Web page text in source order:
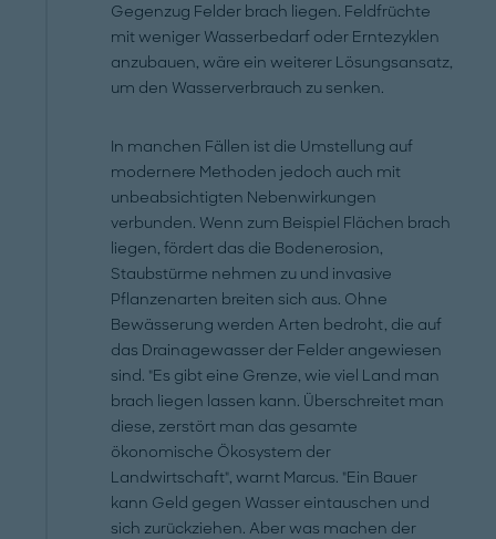
Gegenzug Felder brach liegen. Feldfrüchte
mit weniger Wasserbedarf oder Erntezyklen
anzubauen, wäre ein weiterer Lösungsansatz,
um den Wasserverbrauch zu senken.
In manchen Fällen ist die Umstellung auf
modernere Methoden jedoch auch mit
unbeabsichtigten Nebenwirkungen
verbunden. Wenn zum Beispiel Flächen brach
liegen, fördert das die Bodenerosion,
Staubstürme nehmen zu und invasive
Pflanzenarten breiten sich aus. Ohne
Bewässerung werden Arten bedroht, die auf
das Drainagewasser der Felder angewiesen
sind. "Es gibt eine Grenze, wie viel Land man
brach liegen lassen kann. Überschreitet man
diese, zerstört man das gesamte
ökonomische Ökosystem der
Landwirtschaft", warnt Marcus. "Ein Bauer
kann Geld gegen Wasser eintauschen und
sich zurückziehen. Aber was machen der